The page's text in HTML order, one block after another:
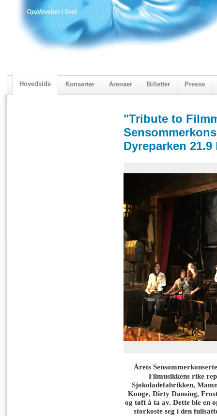
Hovedside Konserter Arenaer Billetter Presse
"Tribute to
Dyreparken 21.9
Årets
Filmusikkens rike
Sjokoladefabrikken,
Konge, Dirty Dansing,
og tøft å ta av. Dette ble en
storkoste seg i den